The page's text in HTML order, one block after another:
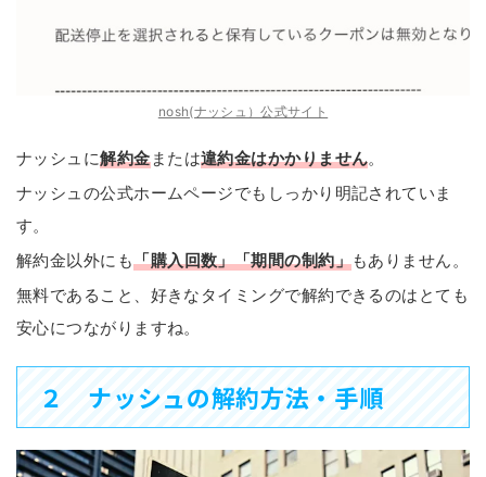
nosh(ナッシュ）公式サイト
ナッシュに解約金または違約金はかかりません。
ナッシュの公式ホームページでもしっかり明記されていま
す。
解約金以外にも「購入回数」「期間の制約」もありません。
無料であること、好きなタイミングで解約できるのはとても
安心につながりますね。
２ ナッシュの解約方法・手順